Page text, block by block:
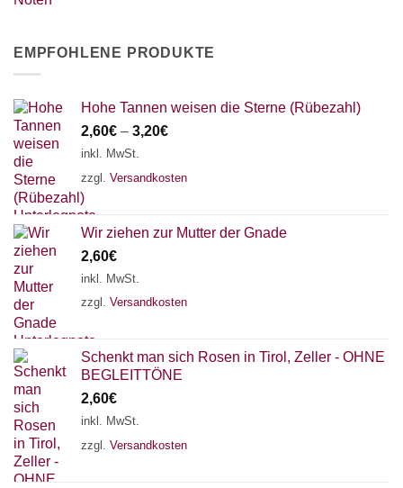
EMPFOHLENE PRODUKTE
Hohe Tannen weisen die Sterne (Rübezahl)
2,60€ – 3,20€
inkl. MwSt.
zzgl. Versandkosten
Wir ziehen zur Mutter der Gnade
2,60€
inkl. MwSt.
zzgl. Versandkosten
Schenkt man sich Rosen in Tirol, Zeller - OHNE
BEGLEITTÖNE
2,60€
inkl. MwSt.
zzgl. Versandkosten